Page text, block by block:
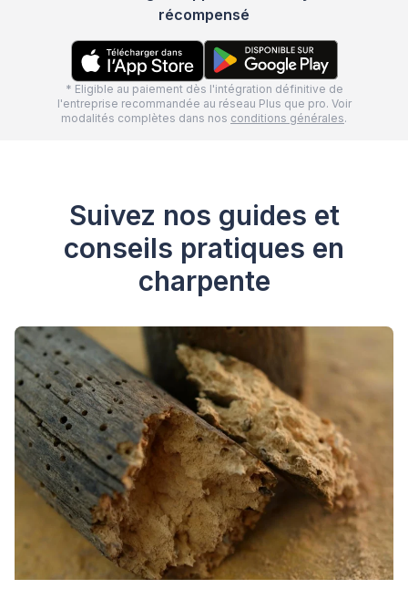
récompensé
* Eligible au paiement dès l'intégration définitive de
l'entreprise recommandée au réseau Plus que pro. Voir
modalités complètes dans nos conditions générales.
Suivez nos guides et
conseils pratiques en
charpente